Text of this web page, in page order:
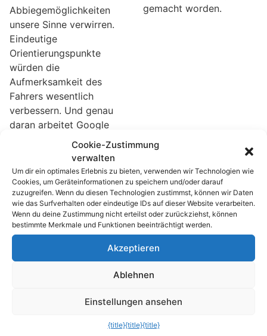
Abbiegemöglichkeiten
unsere Sinne verwirren.
Eindeutige
Orientierungspunkte
würden die
Aufmerksamkeit des
Fahrers wesentlich
verbessern. Und genau
daran arbeitet Google
gemacht worden.
Taxi-Kosten vor
sollte der Maßstab sein,
Google Maps mobil:
Navigation per
Spracheingabe
Etliche Hersteller von
Navigationsgeräten
statten ihre Produkte
mittlerweile auch mit
einer Spracherkennung
bequemer und vor allen
Dingen auch einfacher
Cookie-Zustimmung
verwalten
Um dir ein optimales Erlebnis zu bieten, verwenden wir Technologien wie
Cookies, um Geräteinformationen zu speichern und/oder darauf
zuzugreifen. Wenn du diesen Technologien zustimmst, können wir Daten
wie das Surfverhalten oder eindeutige IDs auf dieser Website verarbeiten.
Wenn du deine Zustimmung nicht erteilst oder zurückziehst, können
bestimmte Merkmale und Funktionen beeinträchtigt werden.
Akzeptieren
Ablehnen
Einstellungen ansehen
{title}{title}{title}